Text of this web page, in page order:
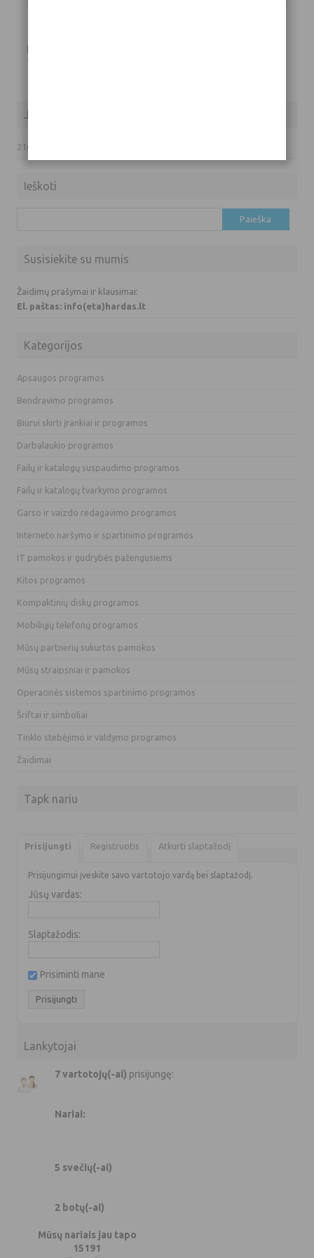
Parašykite komentarą
Tik
Jūsų IP adresas
216.73.217.70
Ieškoti
Susisiekite su mumis
Žaidimų prašymai ir klausimai:
El. paštas: info(eta)hardas.lt
Kategorijos
Apsaugos programos
Bendravimo programos
Biurui skirti įrankiai ir programos
Darbalaukio programos
Failų ir katalogų suspaudimo programos
Failų ir katalogų tvarkymo programos
Garso ir vaizdo redagavimo programos
Interneto naršymo ir spartinimo programos
IT pamokos ir gudrybės pažengusiems
Kitos programos
Kompaktinių diskų programos
Mobiliųjų telefonų programos
Mūsų partnerių sukurtos pamokos
Mūsų straipsniai ir pamokos
Operacinės sistemos spartinimo programos
Šriftai ir simboliai
Tinklo stebėjimo ir valdymo programos
Žaidimai
Tapk nariu
Prisijungti Registruotis Atkurti slaptažodį
Prisijungimui įveskite savo vartotojo vardą bei slaptažodį.
Jūsų vardas:
Slaptažodis:
Prisiminti mane
Lankytojai
7 vartotojų(-ai) prisijungę:
Nariai:
5 svečių(-ai)
2 botų(-ai)
Mūsų nariais jau tapo
15191